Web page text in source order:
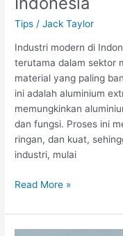
Tips /Jack Taylor
Industri modern di
terutama dalam sektor
material yang paling
ini adalah aluminium
memungkinkan
dan fungsi. Proses ini
ringan, dan kuat,
industri, mulai
Solusi
Modern
dengan
Read More »